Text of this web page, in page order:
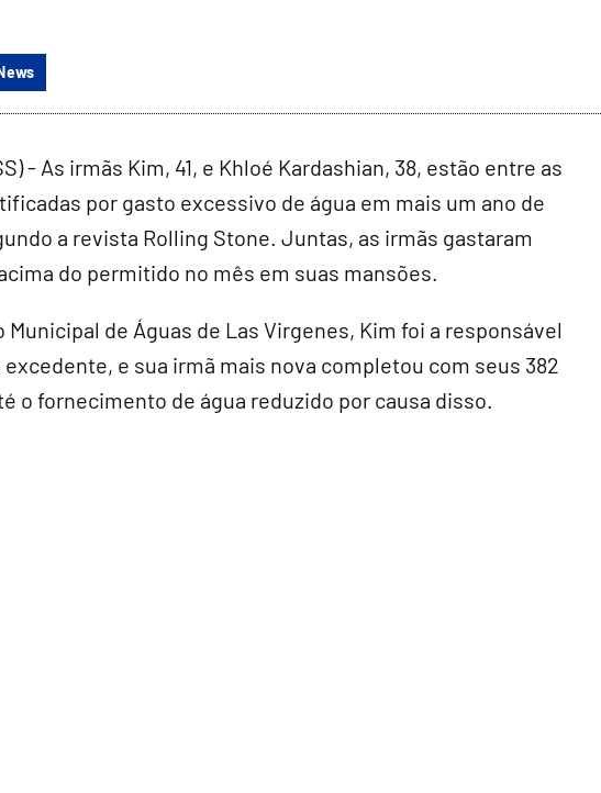
- As irmãs Kim, 41, e Khloé Kardashian, 38, estão entre as
por gasto excessivo de água em mais um ano de
a revista Rolling Stone. Juntas, as irmãs gastaram
do permitido no mês em suas mansões.
de Águas de Las Virgenes, Kim foi a responsável
e sua irmã mais nova completou com seus 382
o fornecimento de água reduzido por causa disso.